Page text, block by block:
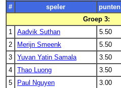
#
speler punten
Groep 3:
1
Aadvik Suthan 5.50
2
Merijn Smeenk 5.50
3
Yuvan Yatin Samala 3.50
4
Thao Luong 3.50
5
Paul Nguyen 3.00